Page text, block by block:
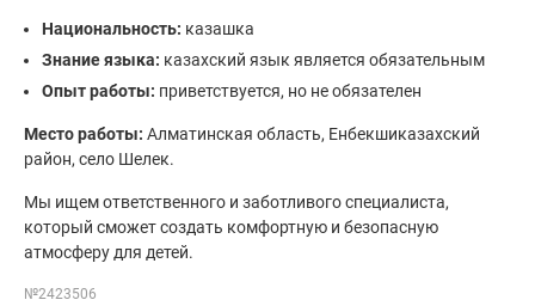
Национальность: казашка
Знание языка: казахский язык является обязательным
Опыт работы: приветствуется, но не обязателен
Место работы: Алматинская область, Енбекшиказахский
район, село Шелек.
Мы ищем ответственного и заботливого специалиста,
который сможет создать комфортную и безопасную
атмосферу для детей.
№2423506